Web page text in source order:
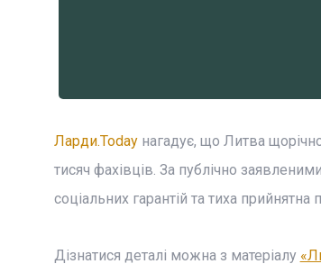
Ларди.Todayнагадує, що Литва щорічно
тисяч фахівців. За публічно
соціальних гарантій та тиха
Дізнатися деталі можна з матеріалу